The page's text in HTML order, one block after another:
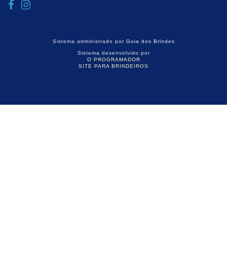
Sistema administrado por Guia dos Brindes
Sistema desenvolvido por
O PROGRAMADOR
SITE PARA BRINDEIROS